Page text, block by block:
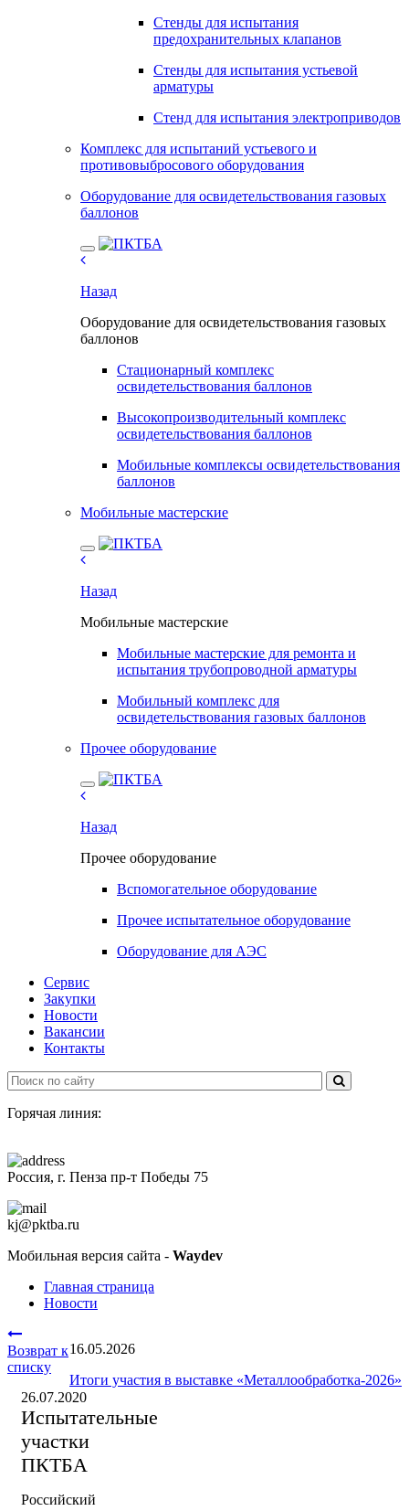
Стенды для испытания
предохранительных клапанов
Стенды для испытания устьевой
арматуры
Стенд для испытания электроприводов
Комплекс для испытаний устьевого и
противовыбросового оборудования
Оборудование для освидетельствования газовых
баллонов
Назад
Оборудование для освидетельствования газовых
баллонов
Стационарный комплекс
освидетельствования баллонов
Высокопроизводительный комплекс
освидетельствования баллонов
Мобильные комплексы освидетельствования
баллонов
Мобильные мастерские
Назад
Мобильные мастерские
Мобильные мастерские для ремонта и
испытания трубопроводной арматуры
Мобильный комплекс для
освидетельствования газовых баллонов
Прочее оборудование
Назад
Прочее оборудование
Вспомогательное оборудование
Прочее испытательное оборудование
Оборудование для АЭС
Сервис
Закупки
Новости
Вакансии
Контакты
Горячая линия:
Россия, г. Пенза пр-т Победы 75
kj@pktba.ru
Мобильная версия сайта - Waydev
Главная страница
Новости
16.05.2026
Итоги участия в выставке «Металлообработка-2026»
Возврат к
списку
26.07.2020
Испытательные
участки
ПКТБА
Российский